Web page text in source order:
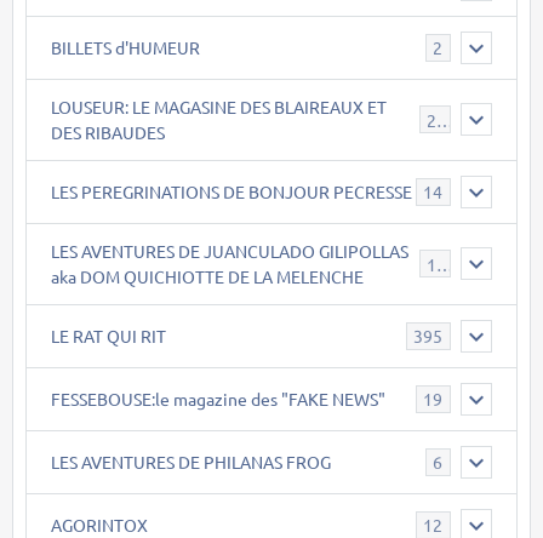
BILLETS d'HUMEUR 2
LOUSEUR: LE MAGASINE DES BLAIREAUX ET
DES RIBAUDES
21
LES PEREGRINATIONS DE BONJOUR PECRESSE 14
LES AVENTURES DE JUANCULADO GILIPOLLAS
aka DOM QUICHIOTTE DE LA MELENCHE
119
LE RAT QUI RIT 395
FESSEBOUSE:le magazine des "FAKE NEWS" 19
LES AVENTURES DE PHILANAS FROG 6
AGORINTOX 12